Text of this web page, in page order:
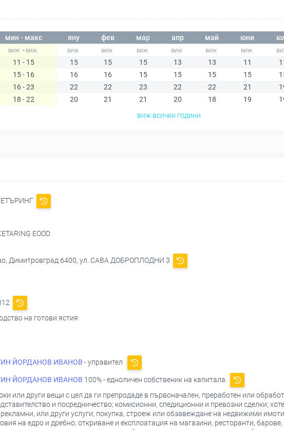
мин - макс яну фев мар апр май юни
-
11 - 15 15 15 15 13 13 11
15 - 16 16 16 15 15 15 15
16 - 23 22 22 23 22 22 21
18 - 22 20 21 21 20 18 19
виж всички години
EOOD
Димитровград 6400, ул. САВА ДОБРОПЛОДНИ 3
на готови ястия
ЙОРДАНОВ ИВАНОВ - управител
ЙОРДАНОВ ИВАНОВ 100% - едноличен собственик на капитала
или други вещи с цел да ги препродаде в първоначален, преработен или
и посредничество; комисионни, спедиционни и превозни сделки;
рекламни, или други услуги; покупка, строеж или обзавеждане на недвижими
на едро и дребно; откриване и експлоатация на магазини, ресторанти,